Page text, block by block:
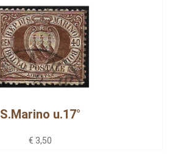
S.Marino u.17°
€ 3,50